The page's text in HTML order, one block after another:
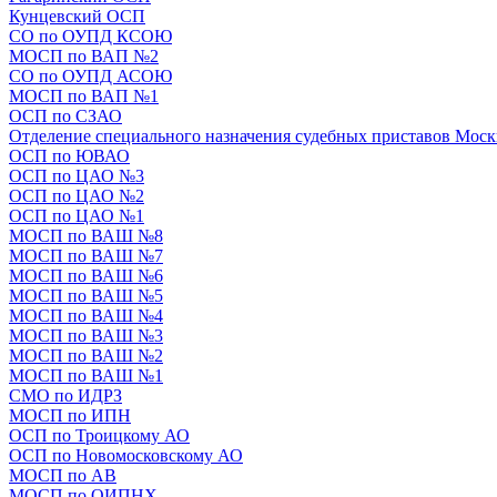
Кунцевский ОСП
СО по ОУПД КСОЮ
МОСП по ВАП №2
СО по ОУПД АСОЮ
МОСП по ВАП №1
ОСП по СЗАО
Отделение специального назначения судебных приставов
ОСП по ЮВАО
ОСП по ЦАО №3
ОСП по ЦАО №2
ОСП по ЦАО №1
МОСП по ВАШ №8
МОСП по ВАШ №7
МОСП по ВАШ №6
МОСП по ВАШ №5
МОСП по ВАШ №4
МОСП по ВАШ №3
МОСП по ВАШ №2
МОСП по ВАШ №1
СМО по ИДРЗ
МОСП по ИПН
ОСП по Троицкому АО
ОСП по Новомосковскому АО
МОСП по АВ